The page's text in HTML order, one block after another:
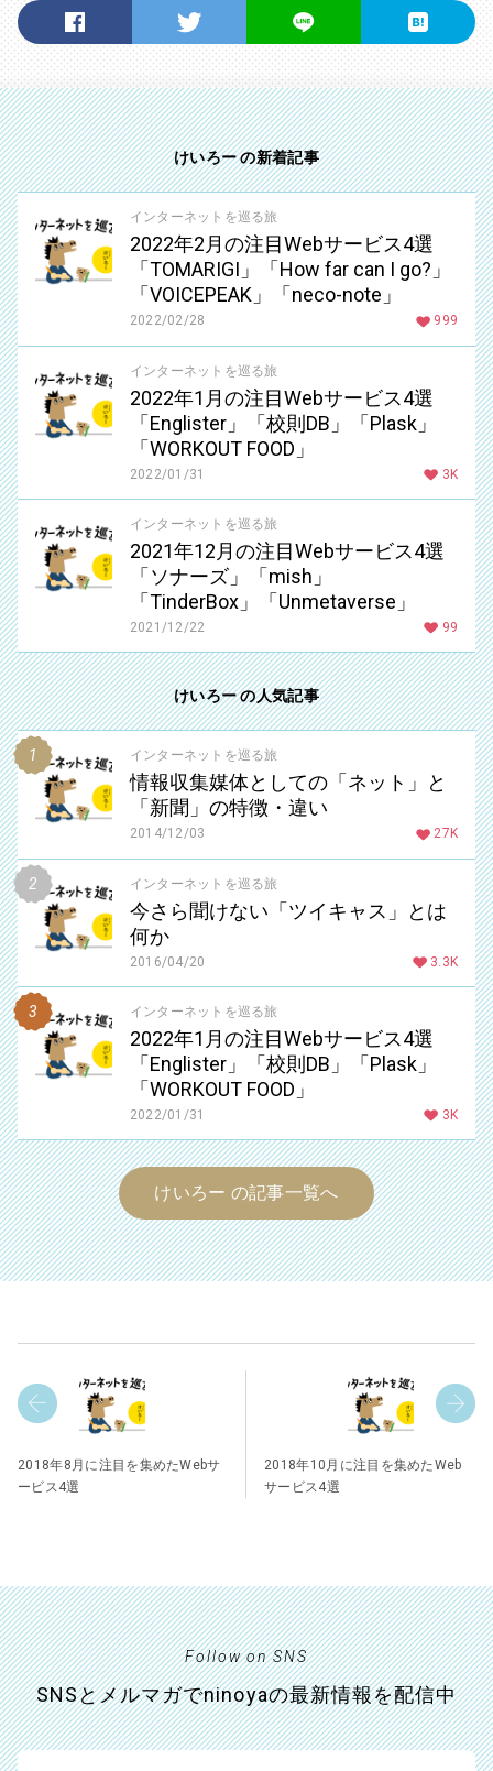
けいろー の新着記事
インターネットを巡る旅
2022年2月の注目Webサービス4選
「TOMARIGI」「How far can I go?」
「VOICEPEAK」「neco-note」
2022/02/28 999
インターネットを巡る旅
2022年1月の注目Webサービス4選
「Englister」「校則DB」「Plask」
「WORKOUT FOOD」
2022/01/31 3K
インターネットを巡る旅
2021年12月の注目Webサービス4選
「ソナーズ」「mish」
「TinderBox」「Unmetaverse」
2021/12/22 99
けいろー の人気記事
インターネットを巡る旅
情報収集媒体としての「ネット」と
「新聞」の特徴・違い
2014/12/03 27K
インターネットを巡る旅
今さら聞けない「ツイキャス」とは
何か
2016/04/20 3.3K
インターネットを巡る旅
2022年1月の注目Webサービス4選
「Englister」「校則DB」「Plask」
「WORKOUT FOOD」
2022/01/31 3K
けいろー の記事一覧へ
2018年8月に注目を集めたWebサ
ービス4選
2018年10月に注目を集めたWeb
サービス4選
Follow on SNS
SNSとメルマガでninoyaの最新情報を配信中